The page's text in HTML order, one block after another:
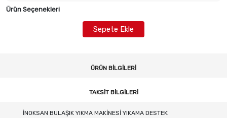
Ürün Seçenekleri
Sepete Ekle
ÜRÜN BILGILERI
TAKSIT BILGILERI
İNOKSAN BULAŞIK YIKMA MAKİNESİ YIKAMA DESTEK